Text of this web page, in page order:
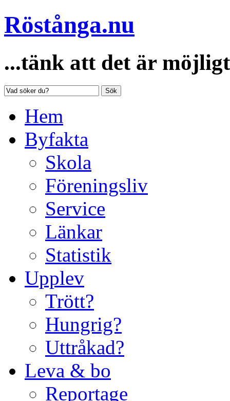
Röstånga.nu
...tänk att det är möjligt
Sök
Hem
Byfakta
Skola
Föreningsliv
Service
Länkar
Statistik
Upplev
Trött?
Hungrig?
Uttråkad?
Leva & bo
Reportage